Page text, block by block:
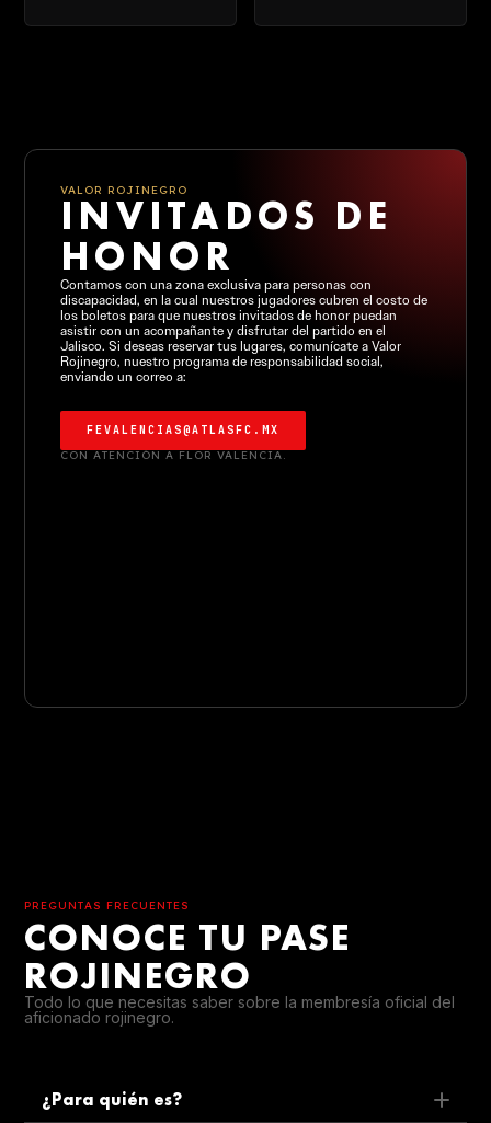
VALOR ROJINEGRO
INVITADOS DE
HONOR
Contamos con una zona exclusiva para personas con
discapacidad, en la cual nuestros jugadores cubren el costo de
los boletos para que nuestros invitados de honor puedan
asistir con un acompañante y disfrutar del partido en el
Jalisco. Si deseas reservar tus lugares, comunícate a Valor
Rojinegro, nuestro programa de responsabilidad social,
enviando un correo a:
FEVALENCIAS@ATLASFC.MX
CON ATENCIÓN A FLOR VALENCIA.
PREGUNTAS FRECUENTES
CONOCE TU PASE
ROJINEGRO
Todo lo que necesitas saber sobre la membresía oficial del
aficionado rojinegro.
¿Para quién es?